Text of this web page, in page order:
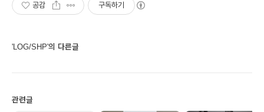
공감 구독하기
'LOG/SHP'의 다른글
관련글